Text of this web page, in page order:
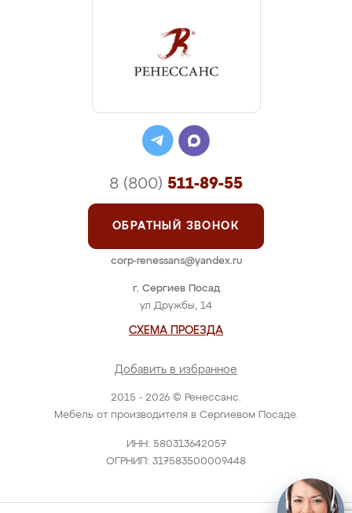
2015 - 2026 © Ренессанс.
Мебель от производителя в Сергиевом Посаде.
ИНН: 580313642057
ОГРНИП: 317583500009448
г. Сергиев Посад
ул Дружбы, 14
СХЕМА ПРОЕЗДА
Добавить в избранное
8 (800) 511-89-55
ОБРАТНЫЙ ЗВОНОК
corp-renessans@yandex.ru